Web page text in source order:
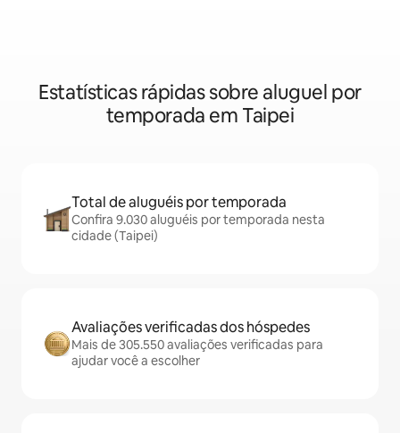
Estatísticas rápidas sobre aluguel por
temporada em Taipei
Total de aluguéis por temporada
Confira 9.030 aluguéis por temporada nesta
cidade (Taipei)
Avaliações verificadas dos hóspedes
Mais de 305.550 avaliações verificadas para
ajudar você a escolher